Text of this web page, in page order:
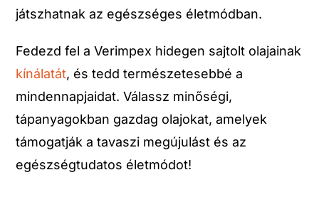
játszhatnak az egészséges életmódban.
Fedezd fel a Verimpex hidegen sajtolt olajainak
kínálatát, és tedd természetesebbé a
mindennapjaidat. Válassz minőségi,
tápanyagokban gazdag olajokat, amelyek
támogatják a tavaszi megújulást és az
egészségtudatos életmódot!